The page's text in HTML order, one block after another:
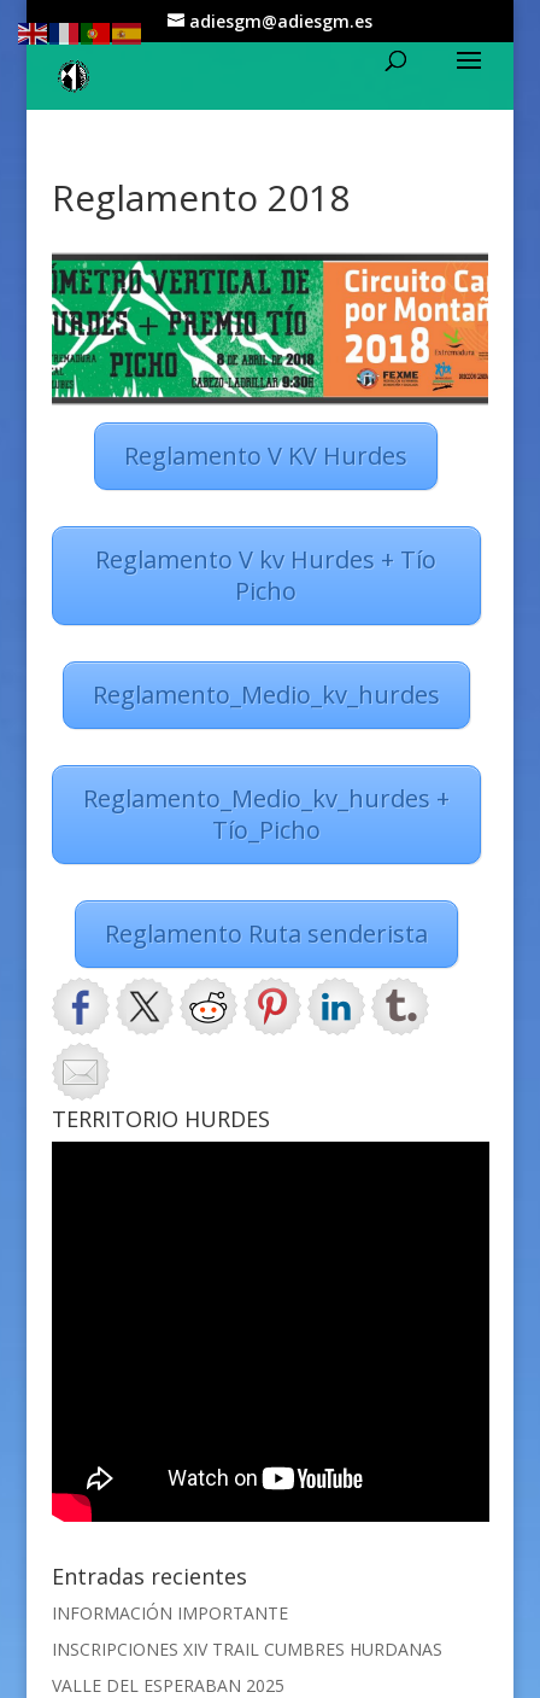
adiesgm@adiesgm.es
Reglamento 2018
Reglamento V KV Hurdes
Reglamento V kv Hurdes + Tío
Picho
Reglamento_Medio_kv_hurdes
Reglamento_Medio_kv_hurdes +
Tío_Picho
Reglamento Ruta senderista
TERRITORIO HURDES
Entradas recientes
INFORMACIÓN IMPORTANTE
INSCRIPCIONES XIV TRAIL CUMBRES HURDANAS
VALLE DEL ESPERABAN 2025